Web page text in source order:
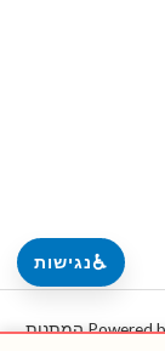
♿נגישות
Copyright © 2026 המתנות של מיכאלה וענהאל. Powered by המתנות